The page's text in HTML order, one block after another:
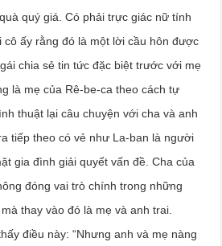
quý giá. Có phải trực giác nữ tính
cô ấy rằng đó là một lời cầu hôn được
chia sẻ tin tức đặc biệt trước với mẹ
là mẹ của Rê-be-ca theo cách tự
thuật lại câu chuyện với cha và anh
tiếp theo có vẻ như La-ban là người
gia đình giải quyết vấn đề. Cha của
đóng vai trò chính trong những
thay vào đó là mẹ và anh trai.
điều này: “Nhưng anh và mẹ nàng